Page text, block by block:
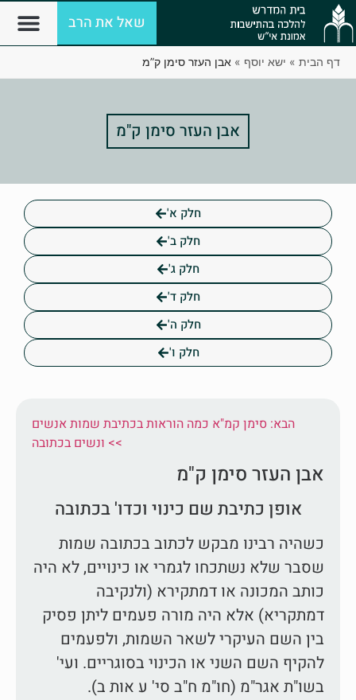
שאל את הרב
דף הבית » ישא יוסף » אבן העזר סימן ק”מ
אבן העזר סימן ק"מ
חלק א'
חלק ב'
חלק ג'
חלק ד'
חלק ה'
חלק ו'
הבא: סימן קמ"א כמה הוראות בכתיבת שמות אנשים
ונשים בכתובה <<
אבן העזר סימן ק"מ
אופן כתיבת שם כינוי וכדו' בכתובה
כשהיה רבינו מבקש לכתוב בכתובה שמות
שסבר שלא נשתכחו לגמרי או כינויים, לא היה
כותב המכונה או דמתקירא (ולנקיבה
דמתקריא) אלא היה מורה פעמים ליתן פסיק
בין השם העיקרי לשאר השמות, ולפעמים
להקיף השם השני או הכינוי בסוגריים. ועי'
בשו"ת אגר"מ (חו"מ ח"ב סי' ע אות ב).